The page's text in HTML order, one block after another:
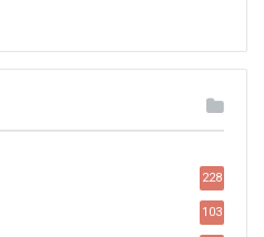
228
103